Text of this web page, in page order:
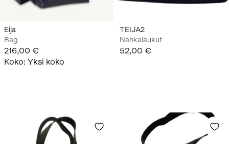
Eija
Bag
216,00 €
Koko: Yksi koko
TEIJA2
Nahkalaukut
52,00 €